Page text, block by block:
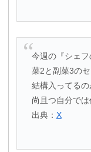
今週の『シェ
菜2と副菜3の
結構入ってる
尚且つ自分で
出典： X